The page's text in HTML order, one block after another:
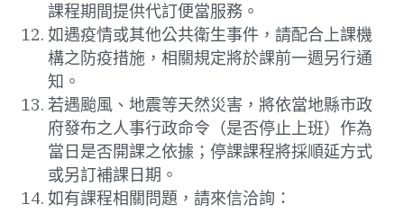
課程期間提供代訂便當服務。
如遇疫情或其他公共衛生事件，請配合上課機
構之防疫措施，相關規定將於課前一週另行通
知。
若遇颱風、地震等天然災害，將依當地縣市政
府發布之人事行政命令（是否停止上班）作為
當日是否開課之依據；停課課程將採順延方式
或另訂補課日期。
如有課程相關問題 ，請來信洽詢：